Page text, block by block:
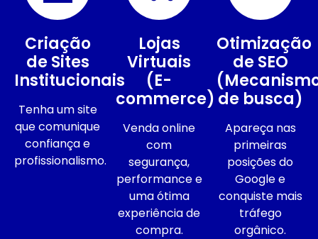
Criação
de Sites
Institucionais
Tenha um site
que comunique
confiança e
profissionalismo.
Lojas
Virtuais
(E-
commerce)
Venda online
com
segurança,
performance e
uma ótima
experiência de
compra.
Otimização
de SEO
de busca)
Apareça nas
primeiras
posições do
Google e
conquiste mais
tráfego
orgânico.